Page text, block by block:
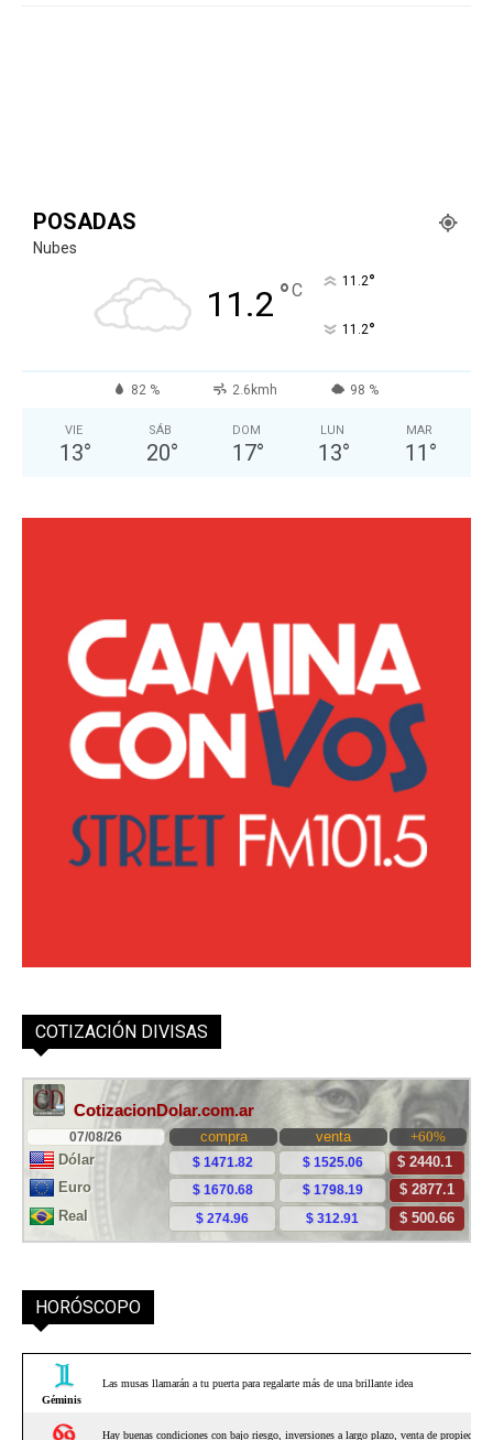
POSADAS
Nubes
11.2 °C 11.2°
11.2°
82 % 2.6kmh 98 %
VIE
13°
SÁB
20°
DOM
17°
LUN
13°
MAR
11 °
COTIZACIÓN DIVISAS
HORÓSCOPO